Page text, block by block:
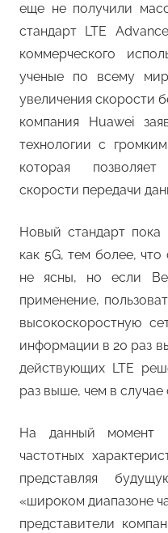
еще не получили
стандарт LTE
коммерческого
ученые по всему
увеличения скорости
компания Huawei
технологии с
которая
скорости передачи
Новый стандарт пока
как 5G, тем более,
не ясны, но если
применение,
высокоскоростную
информации в 20 раз
действующих LTE
раз выше, чем в случае
На данный момент
частотных
представляя
«широком диапазоне
представители